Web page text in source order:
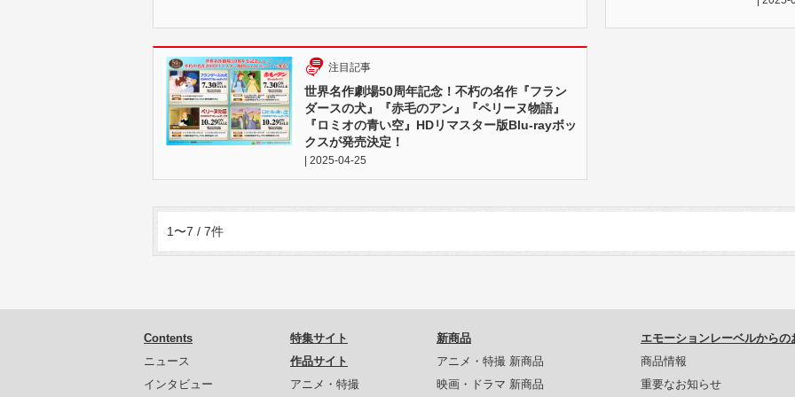
注目記事
世界名作劇場50周年記念！不朽の名作『フラン
ダースの犬』『赤毛のアン』『ペリーヌ物語』
『ロミオの青い空』HDリマスター版Blu-rayボッ
クスが発売決定！
| 2025-04-25
1〜7 / 7件
Contents
ニュース
インタビュー
特集サイト
作品サイト
アニメ・特撮
新商品
アニメ・特撮 新商品
映画・ドラマ 新商品
エモーションレーベルからの
商品情報
重要なお知らせ